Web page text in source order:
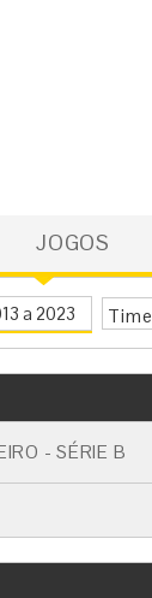
JOGOS
Time
- SÉRIE B